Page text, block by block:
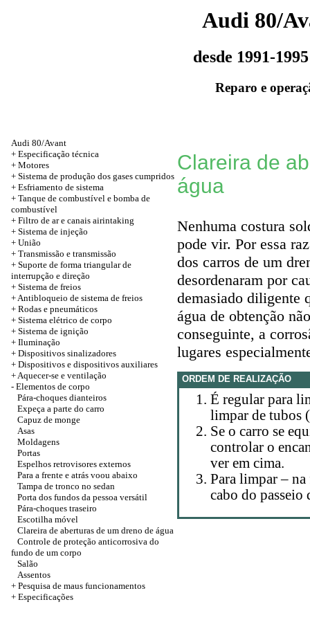
Audi 80/
desde 1991-
Reparo e
Audi 80/Avant
+ Especificação técnica
+ Motores
+ Sistema de produção dos gases cumpridos
+ Esfriamento de sistema
+ Tanque de combustível e bomba de
combustível
+ Filtro de ar e canais airintaking
+ Sistema de injeção
+ União
+ Transmissão e transmissão
+ Suporte de forma triangular de
interrupção e direção
+ Sistema de freios
+ Antibloqueio de sistema de freios
+ Rodas e pneumáticos
+ Sistema elétrico de corpo
+ Sistema de ignição
+ Iluminação
+ Dispositivos sinalizadores
+ Dispositivos e dispositivos auxiliares
+Aquecer-se e ventilação
- Elementos de corpo
Pára-choques dianteiros
Expeça a parte do carro
Capuz de monge
Asas
Moldagens
Portas
Espelhos retrovisores externos
Para a frente e atrás voou abaixo
Tampa de tronco no sedan
Porta dos fundos da pessoa versátil
Pára-choques traseiro
Escotilha móvel
Clareira de aberturas de um dreno de água
Controle de proteção anticorrosiva do
fundo de um corpo
Salão
Assentos
+ Pesquisa de maus funcionamentos
+ Especificações
Clareira de
água
Nenhuma costura
pode vir. Por essa
dos carros de um
desordenaram por
demasiado diligente
água de obtenção
conseguinte, a
lugares
ORDEM DE REALIZAÇÃO
É regular para
limpar de tubos
Se o carro se
controlar o
ver em cima.
Para limpar –
cabo do